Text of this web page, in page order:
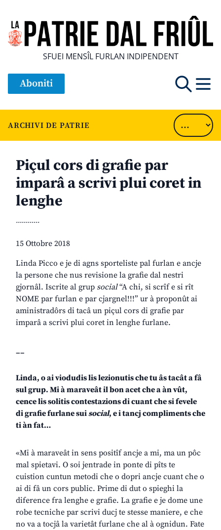
SFUEI MENSÎL FURLAN INDIPENDENT
Aboniti
ARCHIVI DE PATRIE
Piçul cors di grafie par
imparâ a scrivi plui coret in
lenghe
............
15 Ottobre 2018
Linda Picco e je di agns sporteliste pal furlan e ancje
la persone che nus revisione la grafie dal nestri
gjornâl. Iscrite al grup social“A chi, si scrîf e si rît
NOME par furlan e par cjargnel!!!” ur à proponût ai
aministradôrs di tacâ un piçul cors di grafie par
imparâ a scrivi plui coret in lenghe furlane.
__
Linda, o ai viodudis lis lezionutis che tu âs tacât a fâ
sul grup. Mi à maraveât il bon acet che a àn vût,
cence lis solitis contestazions di cuant che si fevele
di grafie furlane suisocial, e i tancj compliments che
ti àn fat…
«Mi à maraveât in sens positîf ancje a mi, ma un pôc
mal spietavi. O soi jentrade in ponte di pîts te
cuistion cuntun metodi che o dopri ancje cuant che o
ai di fâ un cors public. Prime di dut o spieghi la
diference fra lenghe e grafie. La grafie e je dome une
robe tecniche par scrivi ducj te stesse maniere, e che
no va a tocjâ la varietât furlane che al à ognidun. Fate